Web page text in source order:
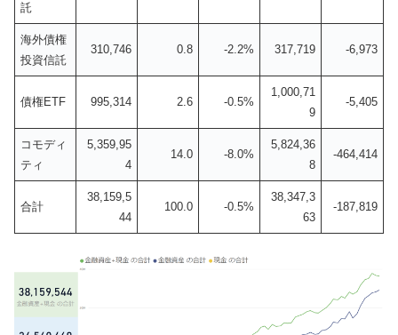
託
海外債権
投資信託
310,746 0.8 -2.2% 317,719 -6,973
債権ETF 995,314 2.6 -0.5%
1,000,71
9
-5,405
コモディ
ティ
5,359,95
4
14.0 -8.0%
5,824,36
8
-464,414
合計
38,159,5
44
100.0 -0.5%
38,347,3
63
-187,819